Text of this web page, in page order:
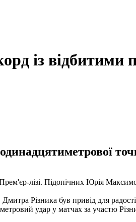
із відбитими
лізі. Підопічних Юрія
Різника був привід для
удар у матчах за участю